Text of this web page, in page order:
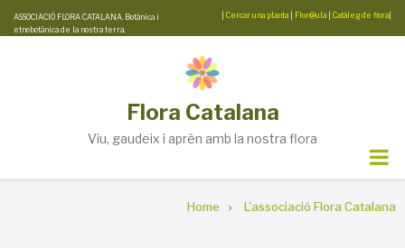
Skip
to
ASSOCIACIÓ FLORA CATALANA. Botànica i
etnobotànica de la nostra terra.
Cercar una planta Flor@ula Catàleg de flora
Flora Catalana
Viu, gaudeix i aprèn amb la nostra flora
Home L'associació Flora Catalana